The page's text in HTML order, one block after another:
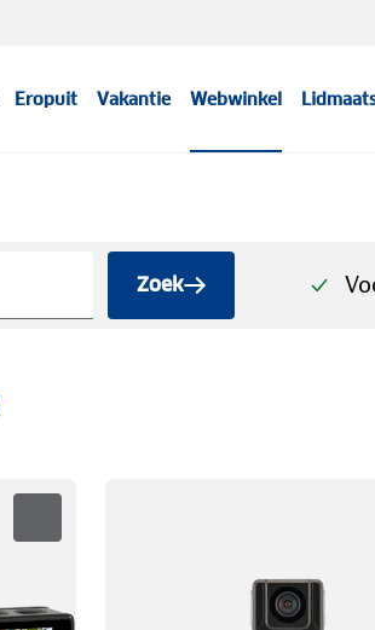
Eropuit Vakantie Webwinkel
Zoek